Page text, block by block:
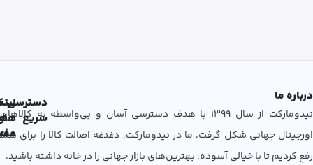
درباره ما
نیدومارکت از سال 1399 با هدف دسترسی آسان و بی‌واسطه به کالاهای
اورجینال جهانی شکل گرفت. ما در نیدومارکت، دغدغه اصالت کالا را برای شما
رفع کردیم تا با خیالی آسوده، بهترین‌های بازار جهانی را در خانه داشته باشید.
دسترسی
سریع